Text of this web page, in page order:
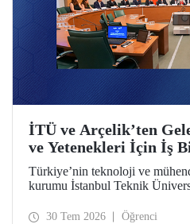
İTÜ ve Arçelik’ten
ve Yetenekleri İçin İş
Türkiye’nin teknoloji ve
kurumu İstanbul Teknik
imza attı. Protokol, ortak
30 Tem 2026 Öğrenci